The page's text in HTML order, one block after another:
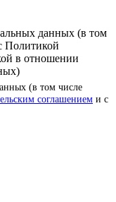
данных (в том
Политикой
в отношении
(в том числе
соглашением и с